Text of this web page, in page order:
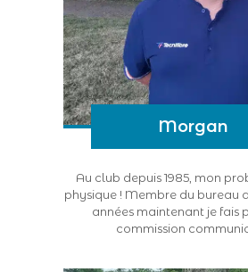
Morgan
Au club depuis 1985, mon
physique ! Membre du bureau
années maintenant je fais
commission